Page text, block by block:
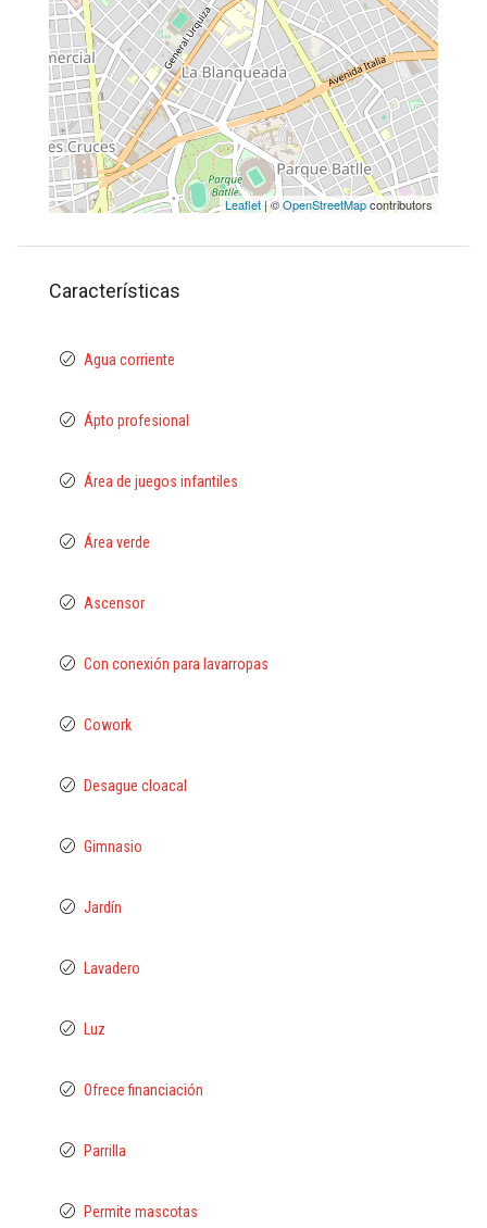
Leaflet| ©OpenStreetMapcontributors
Características
Agua corriente
Ápto profesional
Área de juegos infantiles
Área verde
Ascensor
Con conexión para lavarropas
Cowork
Desague cloacal
Gimnasio
Jardín
Lavadero
Luz
Ofrece financiación
Parrilla
Permite mascotas